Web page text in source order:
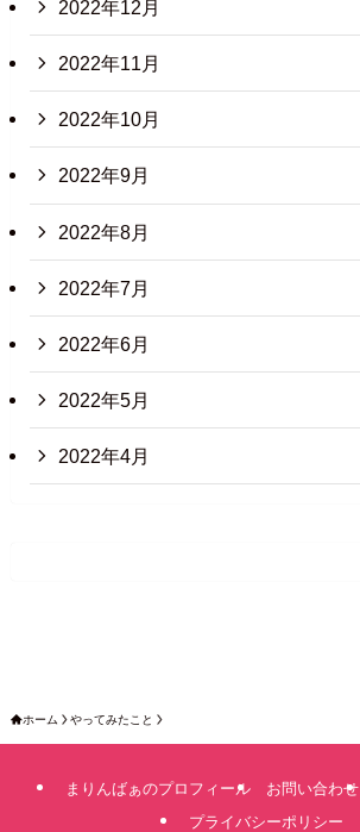
2022年12月
2022年11月
2022年10月
2022年9月
2022年8月
2022年7月
2022年6月
2022年5月
2022年4月
ホーム やってみたこと
まりんばぁのプロフィール お問い合わせ
プライバシーポリシー